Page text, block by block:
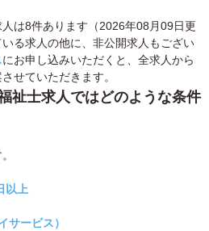
は8件あります（2026年08月09日更
る求人の他に、非公開求人もござい
にお申し込みいただくと、全求人から
せていただきます。
祉士求人ではどのような条件
以上
サービス）